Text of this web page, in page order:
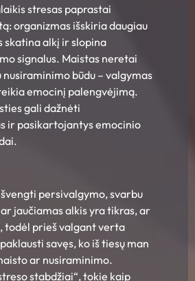
stresas paprastai
organizmas išskiria daugiau
skatina alkį ir slopina
signalus. Maistas neretai
būdu – valgymas
emocinį palengvėjimą.
gali dažnėti
ir pasikartojantys emocinio
persivalgymo, svarbu
jaučiamas alkis yra tikras, ar
todėl prieš valgant verta
savęs, ko iš tiesų man
ar nusiraminimo.
stabdžiai“, tokie kaip